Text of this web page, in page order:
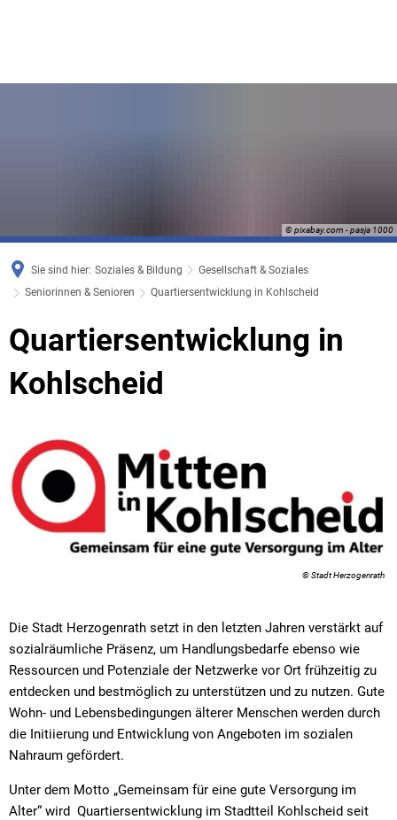
© pixabay.com - pasja 1000
Sie sind hier: Soziales & Bildung
Gesellschaft & Soziales
Seniorinnen & Senioren
Quartiersentwicklung in Kohlscheid
Quartiersentwicklung
in
Kohlscheid
Quartiersentwicklung in
Kohlscheid
© Stadt Herzogenrath
Die Stadt Herzogenrath setzt in den letzten Jahren verstärkt auf
sozialräumliche Präsenz, um Handlungsbedarfe ebenso wie
Ressourcen und Potenziale der Netzwerke vor Ort frühzeitig zu
entdecken und bestmöglich zu unterstützen und zu nutzen. Gute
Wohn- und Lebensbedingungen älterer Menschen werden durch
die Initiierung und Entwicklung von Angeboten im sozialen
Nahraum gefördert.
Unter dem Motto „Gemeinsam für eine gute Versorgung im
Alter“ wird Quartiersentwicklung im Stadtteil Kohlscheid seit